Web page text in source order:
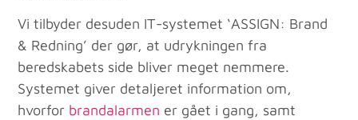
Vi tilbyder desuden IT-systemet ‘ASSIGN: Brand
& Redning’ der gør, at udrykningen fra
beredskabets side bliver meget nemmere.
Systemet giver detaljeret information om,
hvorfor brandalarmen er gået i gang, samt